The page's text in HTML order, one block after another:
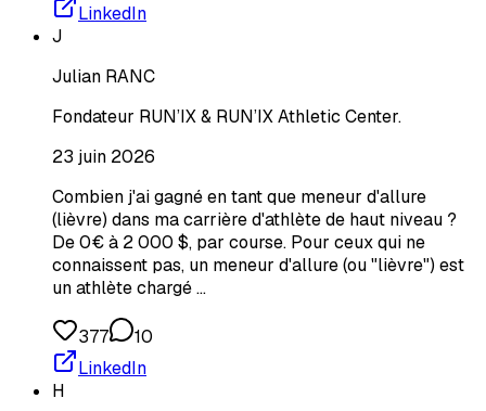
LinkedIn
J
Julian RANC
Fondateur RUN’IX & RUN’IX Athletic Center.
23 juin 2026
Combien j'ai gagné en tant que meneur d'allure
(lièvre) dans ma carrière d'athlète de haut niveau ?
De 0€ à 2 000 $, par course. Pour ceux qui ne
connaissent pas, un meneur d'allure (ou "lièvre") est
un athlète chargé …
377
10
LinkedIn
H